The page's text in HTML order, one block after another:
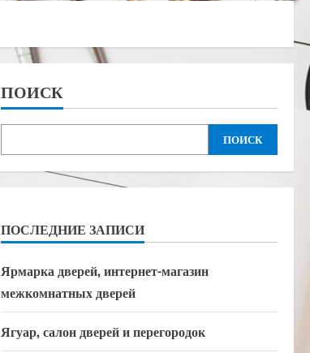
ПОИСК
ПОИСК
ПОСЛЕДНИЕ ЗАПИСИ
Ярмарка дверей, интернет-магазин
межкомнатных дверей
Ягуар, салон дверей и перегородок